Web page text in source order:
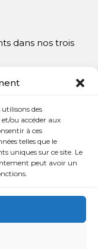
des
ou accéder aux
à ces
telles que le
uniques sur ce site. Le
peut avoir un
dans nos trois